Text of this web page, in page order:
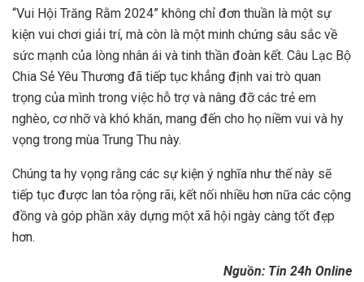
“Vui Hội Trăng Rằm 2024” không chỉ đơn thuần là một sự
kiện vui chơi giải trí, mà còn là một minh chứng sâu sắc về
sức mạnh của lòng nhân ái và tinh thần đoàn kết. Câu Lạc Bộ
Chia Sẻ Yêu Thương đã tiếp tục khẳng định vai trò quan
trọng của mình trong việc hỗ trợ và nâng đỡ các trẻ em
nghèo, cơ nhỡ và khó khăn, mang đến cho họ niềm vui và hy
vọng trong mùa Trung Thu này.
Chúng ta hy vọng rằng các sự kiện ý nghĩa như thế này sẽ
tiếp tục được lan tỏa rộng rãi, kết nối nhiều hơn nữa các cộng
đồng và góp phần xây dựng một xã hội ngày càng tốt đẹp
hơn.
Nguồn: Tin 24h Online